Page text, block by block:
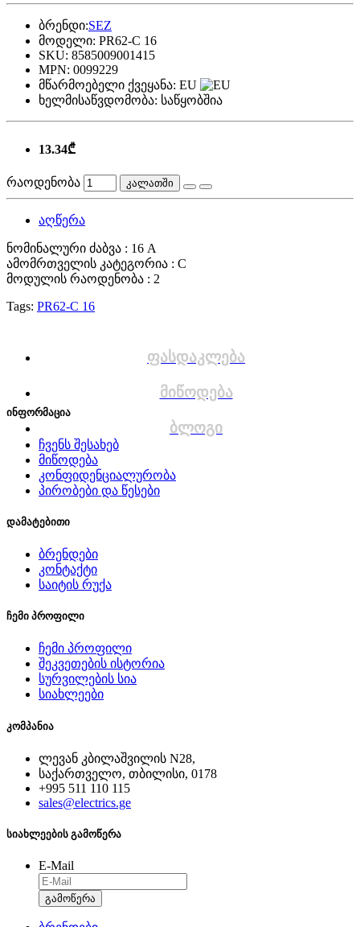
ბრენდი:SEZ
მოდელი: PR62-C 16
SKU: 8585009001415
MPN: 0099229
მწარმოებელი ქვეყანა: EU
ხელმისაწვდომობა: საწყობშია
13.34₾
რაოდენობა კალათში
აღწერა
ნომინალური ძაბვა : 16 A
ამომრთველის კატეგორია : C
მოდულის რაოდენობა : 2
Tags: PR62-C 16
ფასდაკლება
მიწოდება
ბლოგი
ინფორმაცია
ჩვენს შესახებ
მიწოდება
კონფიდენციალურობა
პირობები და წესები
დამატებითი
ბრენდები
კონტაქტი
საიტის რუქა
ჩემი პროფილი
ჩემი პროფილი
შეკვეთების ისტორია
სურვილების სია
სიახლეები
კომპანია
ლევან კბილაშვილის N28,
საქართველო, თბილისი, 0178
+995 511 110 115
sales@electrics.ge
სიახლეების გამოწერა
E-Mail
გამოწერა